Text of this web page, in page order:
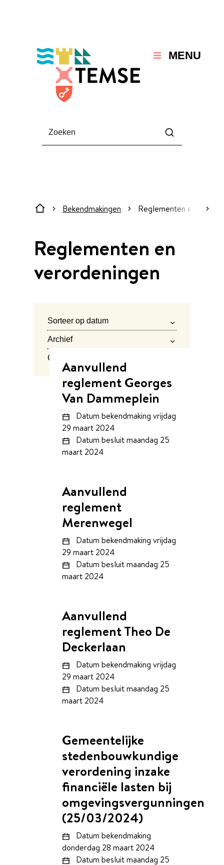
Temse
Zoeken
MENU
StartpaginaBekendmakingen Reglementen en
Reglementen en
verordeningen
Sorteer op datum
Archief
Categorie
Overzicht bekendmakingen
Aanvullend
reglement Georges
Van Dammeplein
Datum bekendmaking vrijdag
29 maart 2024
Datum besluitmaandag 25
maart 2024
Aanvullend
reglement
Merenwegel
Datum bekendmaking vrijdag
29 maart 2024
Datum besluitmaandag 25
maart 2024
Aanvullend
reglement Theo De
Deckerlaan
Datum bekendmaking vrijdag
29 maart 2024
Datum besluitmaandag 25
maart 2024
Gemeentelijke
stedenbouwkundige
verordening inzake
financiële lasten bij
omgevingsvergunningen
(25/03/2024)
Datum bekendmaking
donderdag 28 maart 2024
Datum besluitmaandag 25